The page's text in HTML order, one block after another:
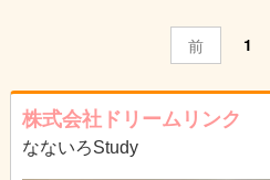
前 1
株式会社ドリームリンク
なないろStudy